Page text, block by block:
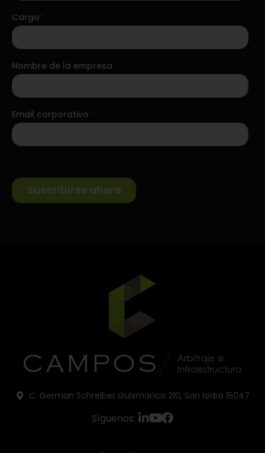
C. German Schreiber Gulsmanco 210, San Isidro 15047
Síguenos: